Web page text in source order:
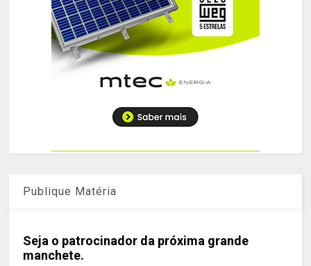
Publique Matéria
Seja o patrocinador da próxima grande
manchete.